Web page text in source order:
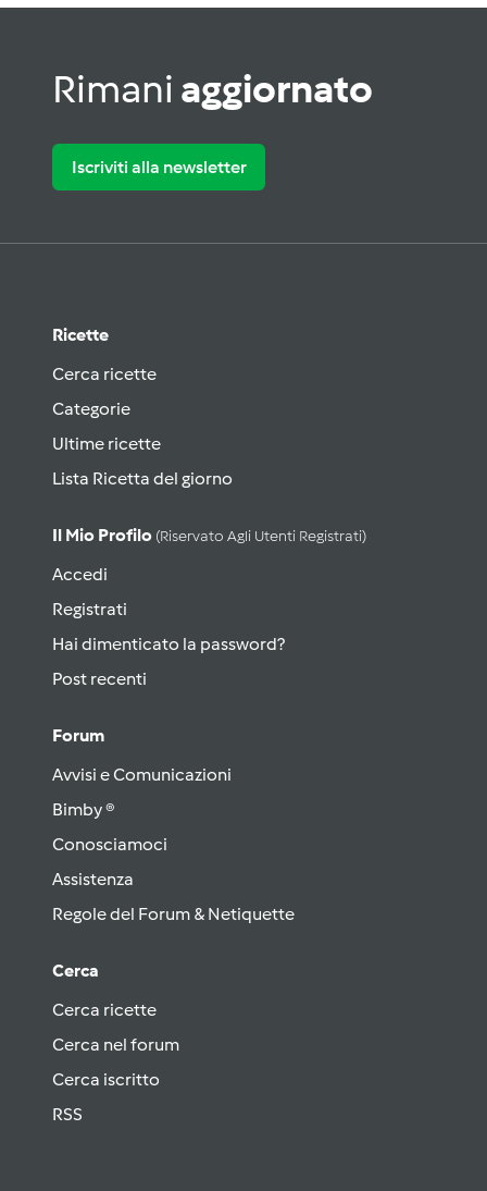
Rimani aggiornato
Iscriviti alla newsletter
Ricette
Cerca ricette
Categorie
Ultime ricette
Lista Ricetta del giorno
Il Mio Profilo (riservato Agli Utenti Registrati)
Accedi
Registrati
Hai dimenticato la password?
Post recenti
Forum
Avvisi e Comunicazioni
Bimby ®
Conosciamoci
Assistenza
Regole del Forum & Netiquette
Cerca
Cerca ricette
Cerca nel forum
Cerca iscritto
RSS